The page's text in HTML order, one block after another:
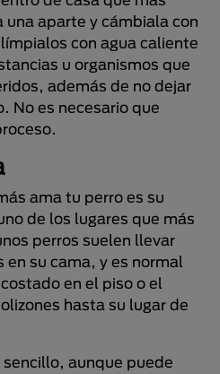
aparte y cámbiala con
con agua caliente
u organismos que
además de no dejar
No es necesario que
ama tu perro es su
de los lugares que más
perros suelen llevar
su cama, y es normal
en el piso o el
hasta su lugar de
aunque puede